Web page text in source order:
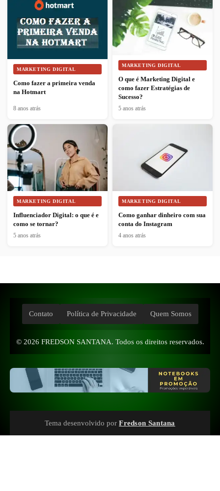
MARKETING DIGITAL
Como fazer a primeira venda
na Hotmart
8 anos atrás
MARKETING DIGITAL
O que é Marketing Digital e
como fazer Estratégias de
Sucesso?
5 anos atrás
MARKETING DIGITAL
Influenciador Digital: o que é e
como se tornar?
5 anos atrás
MARKETING DIGITAL
Como ganhar dinheiro com sua
conta do Instagram
4 anos atrás
Contato Política de Privacidade Quem Somos
© 2026 FREDSON SANTANA. Todos os direitos reservados.
Tema desenvolvido por Fredson Santana